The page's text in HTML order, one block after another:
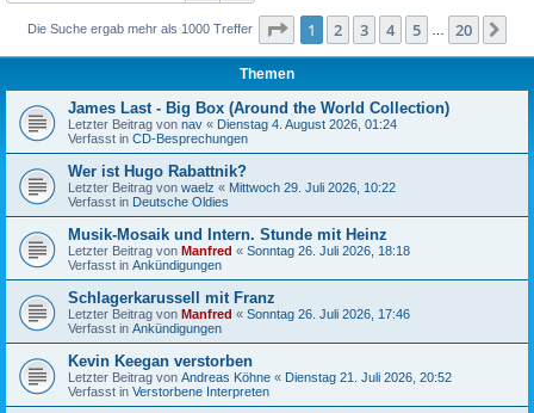
Die Suche ergab mehr als 1000 Treffer Seite 1von 20
1 2 3 4 5 20
Themen
James Last - Big Box (Around the World Collection)
Letzter Beitrag von nav « Dienstag 4. August 2026, 01:24
Verfasst in CD-Besprechungen
Wer ist Hugo Rabattnik?
Letzter Beitrag von waelz « Mittwoch 29. Juli 2026, 10:22
Verfasst in Deutsche Oldies
Musik-Mosaik und Intern. Stunde mit Heinz
Letzter Beitrag von Manfred « Sonntag 26. Juli 2026, 18:18
Verfasst in Ankündigungen
Schlagerkarussell mit Franz
Letzter Beitrag von Manfred « Sonntag 26. Juli 2026, 17:46
Verfasst in Ankündigungen
Kevin Keegan verstorben
Letzter Beitrag von Andreas Köhne « Dienstag 21. Juli 2026, 20:52
Verfasst in Verstorbene Interpreten